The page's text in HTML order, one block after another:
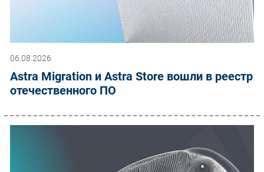
06.08.2026
Astra Migration и Astra Store вошли в реестр
отечественного ПО